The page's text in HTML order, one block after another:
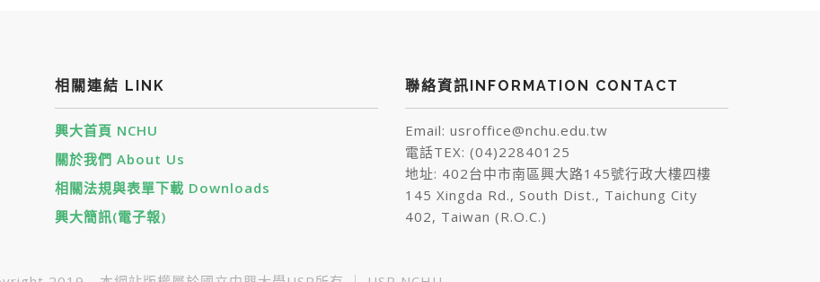
相關連結 LINK
興大首頁 NCHU
關於我們 About Us
相關法規與表單下載 Downloads
興大簡訊(電子報)
聯絡資訊INFORMATION CONTACT
Email: usroffice@nchu.edu.tw
電話TEX: (04)22840125
地址: 402台中市南區興大路145號行政大樓四樓
145 Xingda Rd., South Dist., Taichung City
402, Taiwan (R.O.C.)